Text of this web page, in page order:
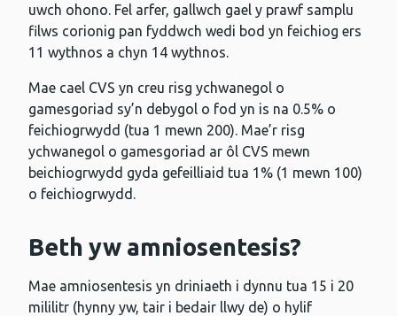
uwch ohono. Fel arfer, gallwch gael y prawf samplu
filws corionig pan fyddwch wedi bod yn feichiog ers
11 wythnos a chyn 14 wythnos.
Mae cael CVS yn creu risg ychwanegol o
gamesgoriad sy’n debygol o fod yn is na 0.5% o
feichiogrwydd (tua 1 mewn 200). Mae’r risg
ychwanegol o gamesgoriad ar ôl CVS mewn
beichiogrwydd gyda gefeilliaid tua 1% (1 mewn 100)
o feichiogrwydd.
Beth yw amniosentesis?
Mae amniosentesis yn driniaeth i dynnu tua 15 i 20
mililitr (hynny yw, tair i bedair llwy de) o hylif